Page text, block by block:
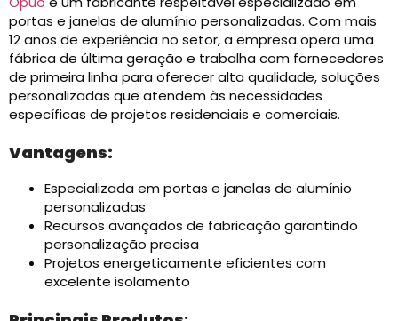
portas e janelas de alumínio personalizadas. Com mais
12 anos de experiência no setor, a empresa opera uma
fábrica de última geração e trabalha com fornecedores
de primeira linha para oferecer alta qualidade, soluções
personalizadas que atendem às necessidades
específicas de projetos residenciais e comerciais.
Vantagens:
Especializada em portas e janelas de alumínio
personalizadas
Recursos avançados de fabricação garantindo
personalização precisa
Projetos energeticamente eficientes com
excelente isolamento